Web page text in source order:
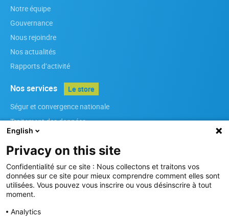
Notre équipe
Gouvernance
Nous rejoindre
Nos actualités
Rapports d’activité
Nos services
Ségur et convergence nationale
Traitement des données
Infrastructures
Référenciels régionaux
Services métiers
Sécurité des Systèmes d’Information
Le store
Nos membres
English
Privacy on this site
Confidentialité sur ce site : Nous collectons et traitons vos
données sur ce site pour mieux comprendre comment elles sont
utilisées. Vous pouvez vous inscrire ou vous désinscrire à tout
moment.
Analytics